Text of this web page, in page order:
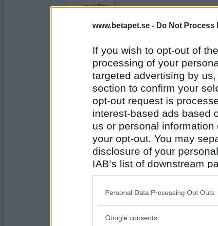
www.betapet.se - Do Not Process
If you wish to opt-out of
processing of your
targeted advertising by
section to confirm your
opt-out request is
interest-based ads based
us or personal
your opt-out. You may
disclosure of your
IAB’s list of downstream
also be disclosed by us
Downstream Participants
Please note that this
Personal Data Processing Opt Outs
Google consents
Antal inlägg:
MissJohanna
Antal inlägg:
5077
sixty5er
2772
Graciös
österut